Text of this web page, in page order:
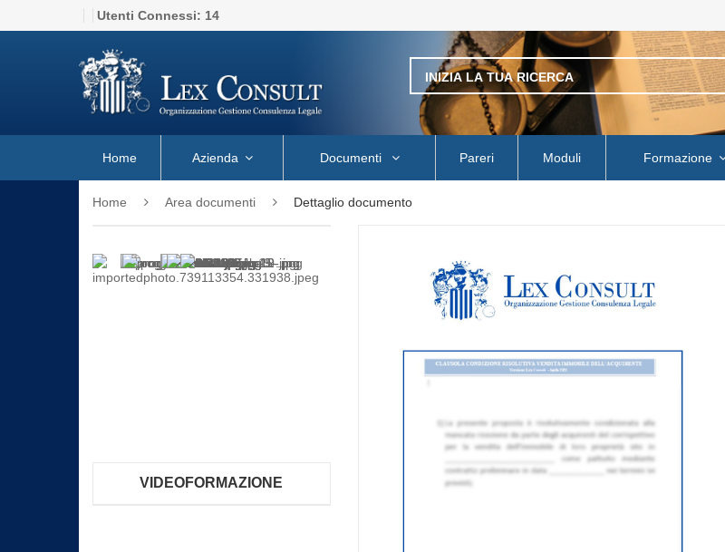
Utenti Connessi: 14
Home Azienda Documenti Pareri Moduli Formazione
Home Area documenti Dettaglio documento
VIDEOFORMAZIONE